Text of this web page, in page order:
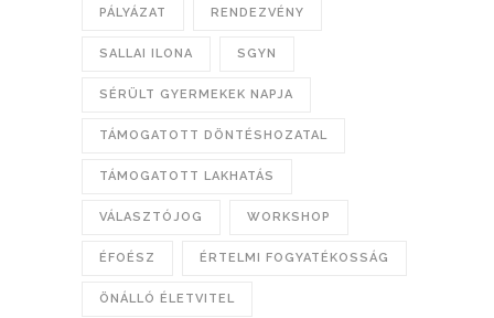
PÁLYÁZAT RENDEZVÉNY
SALLAI ILONA SGYN
SÉRÜLT GYERMEKEK NAPJA
TÁMOGATOTT DÖNTÉSHOZATAL
TÁMOGATOTT LAKHATÁS
VÁLASZTÓJOG WORKSHOP
ÉFOÉSZ ÉRTELMI FOGYATÉKOSSÁG
ÖNÁLLÓ ÉLETVITEL